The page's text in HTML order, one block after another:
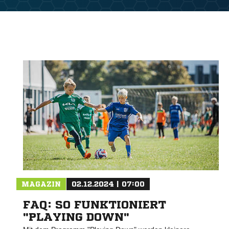
MAGAZIN 02.12.2024 | 07:00
FAQ: SO FUNKTIONIERT
"PLAYING DOWN"